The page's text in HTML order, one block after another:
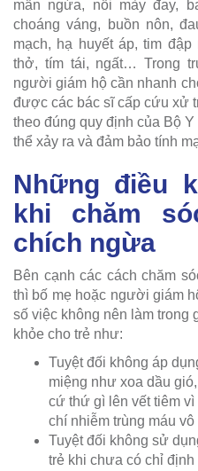
mẩn ngứa, nổi mày đay,
choáng váng, buồn nôn,
mạch, hạ huyết áp, tim
thở, tím tái, ngất… Trong
người giám hộ cần nhanh
được các bác sĩ cấp cứu xử
theo đúng quy định của Bộ
thể xảy ra và đảm bảo tính
Những điều
khi chăm
chích ngừa
Bên cạnh các cách chăm
thì bố mẹ hoặc người giám
số việc không nên làm trong
khỏe cho trẻ như:
Tuyệt đối không áp
miệng như xoa dầu
cứ thứ gì lên vết tiêm vì
chí nhiễm trùng máu
Tuyệt đối không sử
trẻ khi chưa có chỉ định